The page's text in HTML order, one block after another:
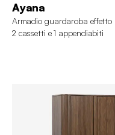
Ayana
Armadio guardaroba effetto
2 cassetti e 1 appendiabiti